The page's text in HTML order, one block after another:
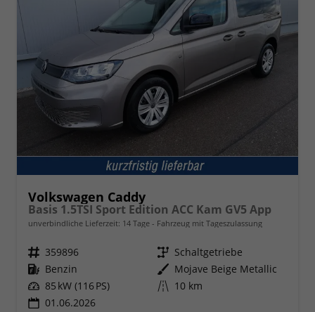
Volkswagen Caddy
Basis 1.5TSI Sport Edition ACC Kam GV5 App
unverbindliche Lieferzeit: 14 Tage Fahrzeug mit Tageszulassung
Fahrzeugnr. 359896 Getriebe Schaltgetriebe
Kraftstoff Benzin Außenfarbe Mojave Beige Metallic
Leistung 85 kW (116 PS) Kilometerstand 10 km
01.06.2026